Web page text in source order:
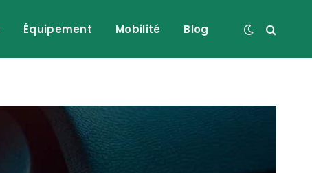
Équipement Mobilité Blog